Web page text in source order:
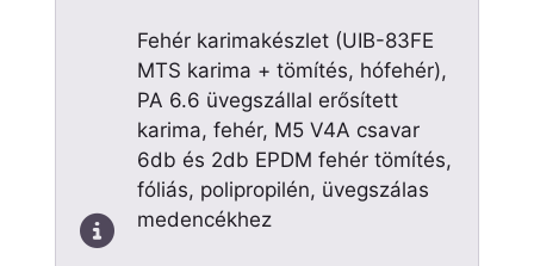
Fehér karimakészlet (UIB-83FE
MTS karima + tömítés, hófehér),
PA 6.6 üvegszállal erősített
karima, fehér, M5 V4A csavar
6db és 2db EPDM fehér tömítés,
fóliás, polipropilén, üvegszálas
medencékhez